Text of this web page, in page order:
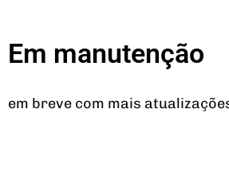
Em manutenção
em breve com mais